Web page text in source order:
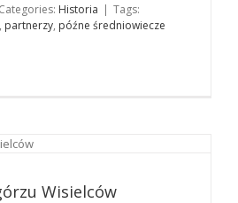
Categories: Historia | Tags:
, partnerzy, późne średniowiecze
Wzgórzu Wisielców
Wisielców